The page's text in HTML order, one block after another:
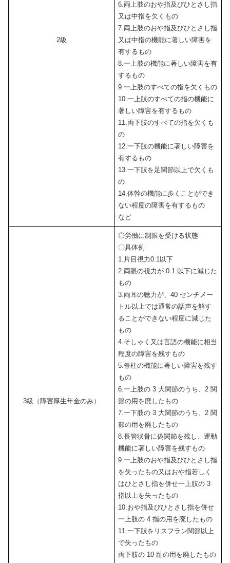
2級
6.両上肢のおや指及びひとさし指
又は中指を欠くもの
7.両上肢のおや指及びひとさし指
又は中指の機能に著しい障害を
有するもの
8.一上肢の機能に著しい障害を有
するもの
9.一上肢のすべての指を欠くもの
10.一上肢のすべての指の機能に
著しい障害を有するもの
11.両下肢のすべての指を欠くも
の
12.一下肢の機能に著しい障害を
有するもの
13.一下肢を足関節以上で欠くも
の
14.体幹の機能に歩くことができ
ない程度の障害を有するもの
など
3級（障害厚生年金のみ）
◎労働に制限を受ける状態
〇具体例
1.片目視力0.1以下
2.両眼の視力が 0.1 以下に減じた
もの
3.両耳の聴力が、40 センチメー
トル以上では通常の話声を解す
ることができない程度に減じた
もの
4.そしゃく又は言語の機能に相当
程度の障害を残すもの
5.脊柱の機能に著しい障害を残す
もの
6.一上肢の 3 大関節のうち、2 関
節の用を廃したもの
7.一下肢の 3 大関節のうち、2 関
節の用を廃したもの
8.長管状骨に偽関節を残し、運動
機能に著しい障害を残すもの
9.一上肢のおや指及びひとさし指
を失ったもの又はおや指若しく
はひとさし指を併せ一上肢の 3
指以上を失ったもの
10.おや指及びひとさし指を併せ
一上肢の 4 指の用を廃したもの
11.一下肢をリスフラン関節以上
で失ったもの
両下肢の 10 趾の用を廃したもの